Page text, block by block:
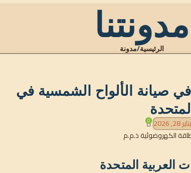
مدونتنا
الرئيسية مدونة
صيانة الألواح الشمسية في
0
العربية المتحدة